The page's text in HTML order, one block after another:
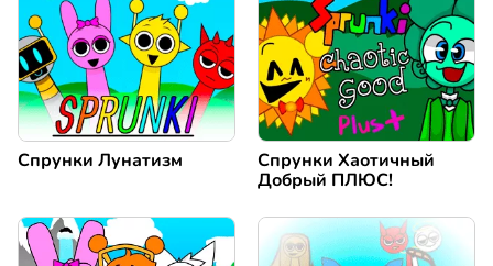
Спрунки Лунатизм
Спрунки Хаотичный
Добрый ПЛЮС!